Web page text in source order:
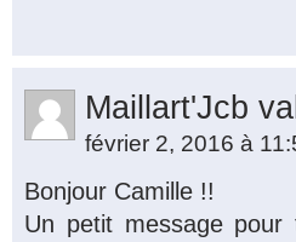
Maillart'Jcb
février 2, 2016 à
Bonjour Camille !!
Un petit message